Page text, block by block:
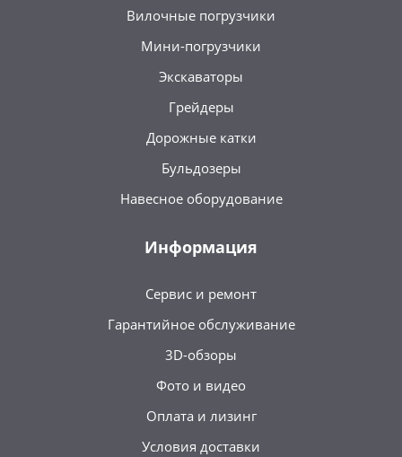
Вилочные погрузчики
Мини-погрузчики
Экскаваторы
Грейдеры
Дорожные катки
Бульдозеры
Навесное оборудование
Информация
Сервис и ремонт
Гарантийное обслуживание
3D-обзоры
Фото и видео
Оплата и лизинг
Условия доставки